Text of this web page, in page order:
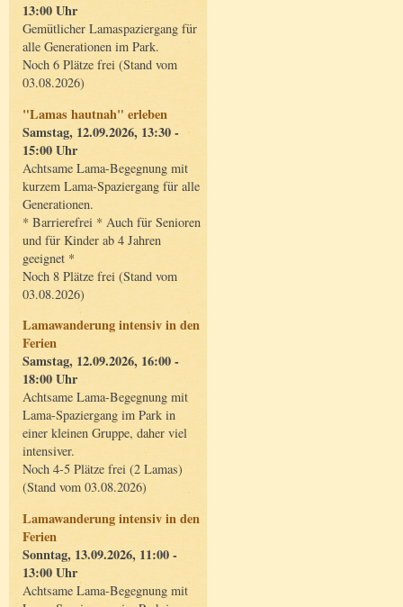
13:00 Uhr
Gemütlicher Lamaspaziergang für
alle Generationen im Park.
Noch 6 Plätze frei (Stand vom
03.08.2026)
"Lamas hautnah" erleben
Samstag, 12.09.2026, 13:30 -
15:00 Uhr
Achtsame Lama-Begegnung mit
kurzem Lama-Spaziergang für alle
Generationen.
* Barrierefrei * Auch für Senioren
und für Kinder ab 4 Jahren
geeignet *
Noch 8 Plätze frei (Stand vom
03.08.2026)
Lamawanderung intensiv in den
Ferien
Samstag, 12.09.2026, 16:00 -
18:00 Uhr
Achtsame Lama-Begegnung mit
Lama-Spaziergang im Park in
einer kleinen Gruppe, daher viel
intensiver.
Noch 4-5 Plätze frei (2 Lamas)
(Stand vom 03.08.2026)
Lamawanderung intensiv in den
Ferien
Sonntag, 13.09.2026, 11:00 -
13:00 Uhr
Achtsame Lama-Begegnung mit